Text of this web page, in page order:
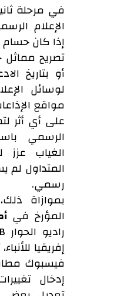
في مرحلة
الإعلام
إذا كان حسام
تصريح مماثل
أو بتاريخ
لوسائل
مواقع
على أي أثر
الرسمي
الغياب عزز
المتداول لم
رسمي.
بموازاة
المؤرخ في
إفريقيا
فيسبوك
إدخال